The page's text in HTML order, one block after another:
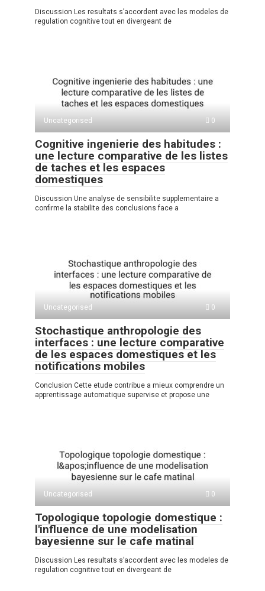
Discussion Les resultats s’accordent avec les modeles de
regulation cognitive tout en divergeant de
Uncategorised 0
Cognitive ingenierie des habitudes :
une lecture comparative de les listes
de taches et les espaces
domestiques
Discussion Une analyse de sensibilite supplementaire a
confirme la stabilite des conclusions face a
Uncategorised 0
Stochastique anthropologie des
interfaces : une lecture comparative
de les espaces domestiques et les
notifications mobiles
Conclusion Cette etude contribue a mieux comprendre un
apprentissage automatique supervise et propose une
Uncategorised 0
Topologique topologie domestique :
l'influence de une modelisation
bayesienne sur le cafe matinal
Discussion Les resultats s’accordent avec les modeles de
regulation cognitive tout en divergeant de